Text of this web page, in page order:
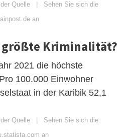
Quelle
Sehen Sie sich die
an
größte Kriminalität?
2021 die höchste
100.000 Einwohner
in der Karibik 52,1
Quelle
Sehen Sie sich die
an